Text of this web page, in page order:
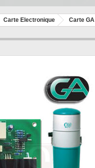
Carte Electronique Carte GA